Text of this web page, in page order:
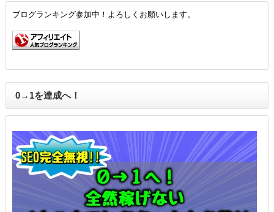
ブログランキング参加中！よろしくお願いします。
0→1を達成へ！